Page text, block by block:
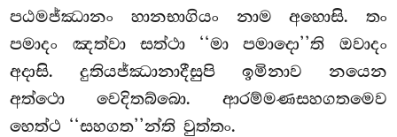
පඨමජ්ඣානං හානභාගියං නාම අහොසි. තං
පමාදං ඤත්වා සත්ථා ‘‘මා පමාදො’’ති ඔවාදං
අදාසි. දුතියජ්ඣානාදීසුපි ඉමිනාව නයෙන
අත්ථො වෙදිතබ්බො. ආරම්මණසහගතමෙව
හෙත්ථ ‘‘සහගත’’න්ති වුත්තං.